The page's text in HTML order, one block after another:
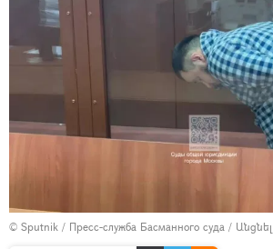
© Sputnik / Пресс-служба Басманного суда /